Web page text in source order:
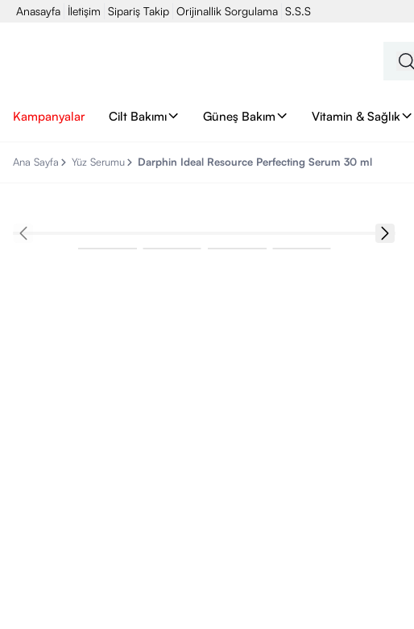
Anasayfa İletişim Sipariş Takip Orijinallik Sorgulama S.S.S
Kampanyalar Cilt Bakımı Güneş Bakım Vitamin & Sağlık
Ana Sayfa Yüz Serumu Darphin Ideal Resource Perfecting Serum 30 ml